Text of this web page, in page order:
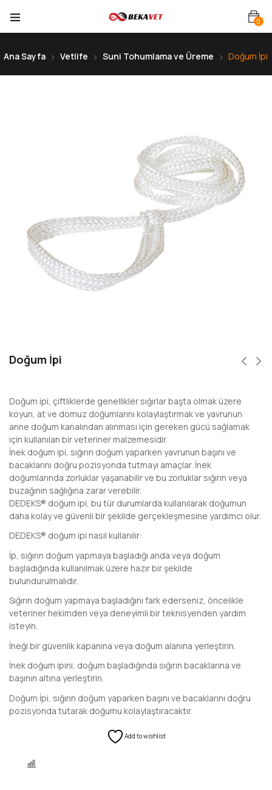
0
Ana Sayfa Vetlife Suni Tohumlama ve Üreme Doğum İpi
Doğum İpi
Doğum ipi, çiftliklerde genellikler sığırlar başta olmak üzere
koyun, at ve domuz doğumlarını kolaylaştırmak ve yavrunun
anne doğum kanalından alınması için gereken gücü sağlamak
için kullanılan bir veteriner malzemesidir.
İnek doğum ipi, sığırın doğum yaparken yavrunun başını ve
bacaklarını doğru pozisyonda tutmayı amaçlar. İnek
doğumlarında zorluklar yaşanabilir ve bu zorluklar sığırın veya
buzağının sağlığına zarar verebilir.
DEDEKS® doğum ipi, bu tür durumlarda kullanılarak doğumun
daha kolay ve güvenli bir şekilde gerçekleşmesine yardımcı olur.
DEDEKS® doğum ipi nasıl kullanılır:
İp, sığırın doğum yapmaya başladığı anda veya doğum
başladığında kullanılmak üzere hazır bir şekilde
bulundurulmalıdır.
Sığırın doğum yapmaya başladığını fark ederseniz, öncelikle
veteriner hekimden veya deneyimli bir teknisyenden yardım
isteyin.
İneği bir güvenlik kapanına veya doğum alanına yerleştirin.
İnek doğum ipini, doğum başladığında sığırın bacaklarına ve
başının altına yerleştirin.
Doğum İpi, sığırın doğum yaparken başını ve bacaklarını doğru
pozisyonda tutarak doğumu kolaylaştıracaktır.
Add to wishlist